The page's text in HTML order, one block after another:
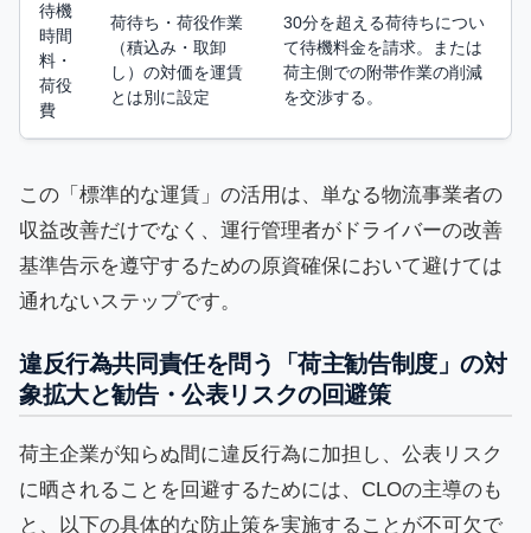
待機
時間
料・
荷役
費
荷待ち・荷役作業
（積込み・取卸
し）の対価を運賃
とは別に設定
30分を超える荷待ちについ
て待機料金を請求。または
荷主側での附帯作業の削減
を交渉する。
この「標準的な運賃」の活用は、単なる物流事業者の
収益改善だけでなく、運行管理者がドライバーの改善
基準告示を遵守するための原資確保において避けては
通れないステップです。
違反行為共同責任を問う「荷主勧告制度」の対
象拡大と勧告・公表リスクの回避策
荷主企業が知らぬ間に違反行為に加担し、公表リスク
に晒されることを回避するためには、CLOの主導のも
と、以下の具体的な防止策を実施することが不可欠で